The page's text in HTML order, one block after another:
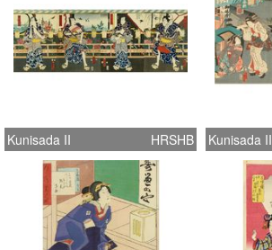
Kunisada II HRSHB Kunisada II